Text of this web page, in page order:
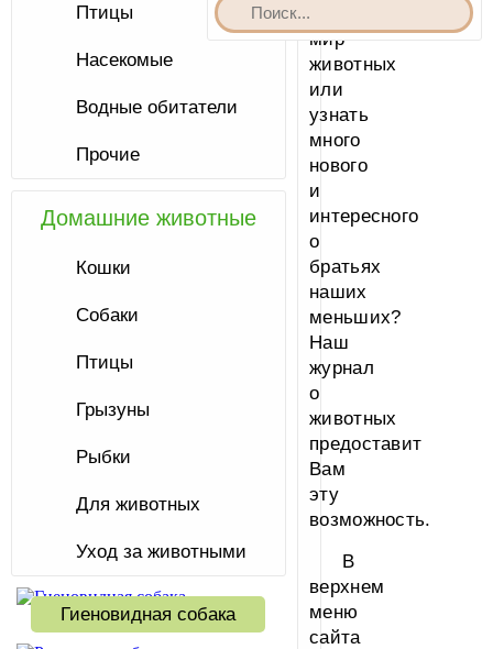
мир
животных
или
узнать
много
нового
и
интересного
о
братьях
наших
меньших?
Наш
журнал
о
животных
предоставит
Вам
эту
возможность.
В
верхнем
меню
сайта
Птицы
Насекомые
Водные обитатели
Прочие
Домашние животные
Кошки
Собаки
Птицы
Грызуны
Рыбки
Для животных
Уход за животными
Гиеновидная собака